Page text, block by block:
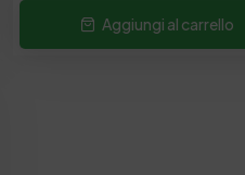
Aggiungi al carrello